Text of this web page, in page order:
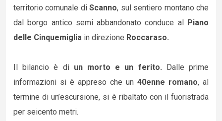
territorio comunale diScanno, sul sentiero montano che
dal borgo antico semi abbandonato conduce al Piano
delle Cinquemiglia in direzione Roccaraso.
Il bilancio è di un morto e un ferito. Dalle prime
informazioni si è appreso che un 40enne romano, al
termine di un’escursione, si è ribaltato con il fuoristrada
per seicento metri.